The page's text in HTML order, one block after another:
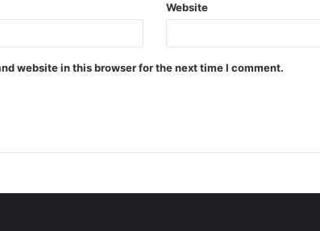
Website
website in this browser for the next time I comment.